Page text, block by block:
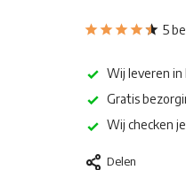
5
Wij leveren in
Gratis
Wij checken
Delen